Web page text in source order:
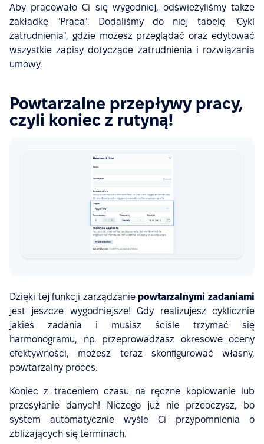
Aby pracowało Ci się wygodniej, odświeżyliśmy także
zakładkę "Praca". Dodaliśmy do niej tabelę "Cykl
zatrudnienia", gdzie możesz przeglądać oraz edytować
wszystkie zapisy dotyczące zatrudnienia i rozwiązania
umowy.
Powtarzalne przepływy pracy,
czyli koniec z rutyną!
Dzięki tej funkcji zarządzaniepowtarzalnymi zadaniami
jest jeszcze wygodniejsze! Gdy realizujesz cyklicznie
jakieś zadania i musisz ściśle trzymać się
harmonogramu, np. przeprowadzasz okresowe oceny
efektywności, możesz teraz skonfigurować własny,
powtarzalny proces.
Koniec z traceniem czasu na ręczne kopiowanie lub
przesyłanie danych! Niczego już nie przeoczysz, bo
system automatycznie wyśle Ci przypomnienia o
zbliżających się terminach.